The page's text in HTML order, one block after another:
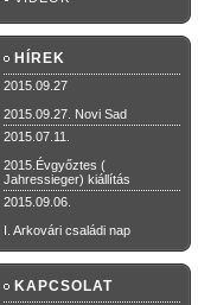
HÍREK
2015.09.27
2015.09.27. Novi Sad
2015.07.11.
2015.Évgyőztes (
Jahressieger) kiállítás
2015.09.06.
I. Arkovári családi nap
KAPCSOLAT